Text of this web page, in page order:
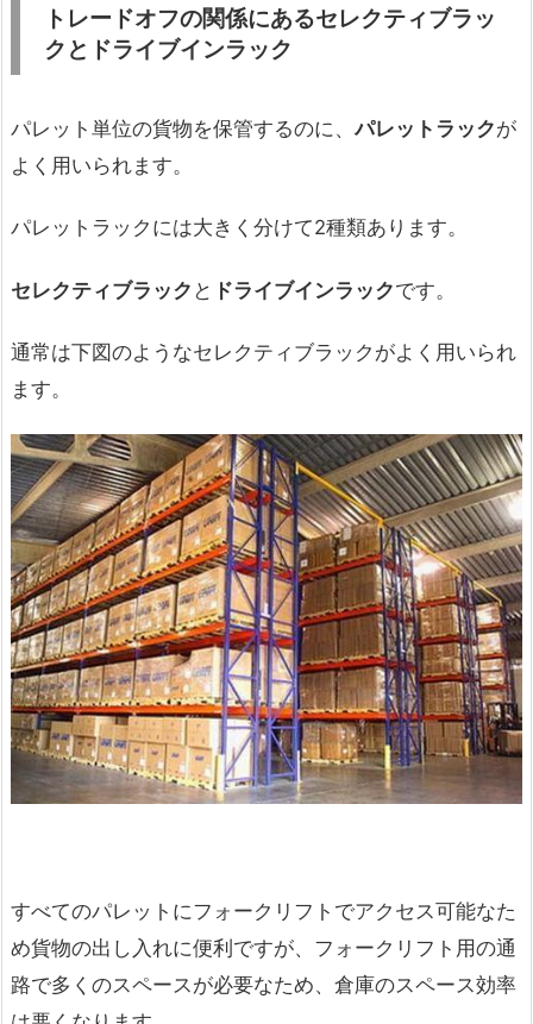
トレードオフの関係にあるセレクティブラッ
クとドライブインラック
パレット単位の貨物を保管するのに、パレットラックが
よく用いられます。
パレットラックには大きく分けて2種類あります。
セレクティブラック と ドライブインラックです。
通常は下図のようなセレクティブラックがよく用いられ
ます。
すべてのパレットにフォークリフトでアクセス可能なた
め貨物の出し入れに便利ですが、フォークリフト用の通
路で多くのスペースが必要なため、倉庫のスペース効率